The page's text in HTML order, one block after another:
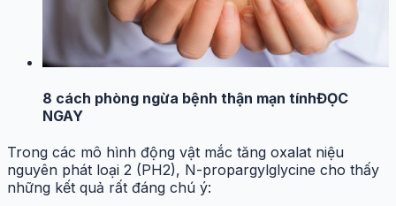
8 cách phòng ngừa bệnh thận mạn tínhĐỌC
NGAY
Trong các mô hình động vật mắc tăng oxalat niệu
nguyên phát loại 2 (PH2), N-propargylglycine cho thấy
những kết quả rất đáng chú ý: